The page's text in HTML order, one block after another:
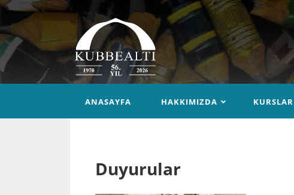
ANASAYFA HAKKIMIZDA KURSLAR
Duyurular